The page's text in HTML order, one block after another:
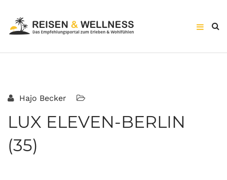
Hajo Becker
LUX ELEVEN-BERLIN
(35)